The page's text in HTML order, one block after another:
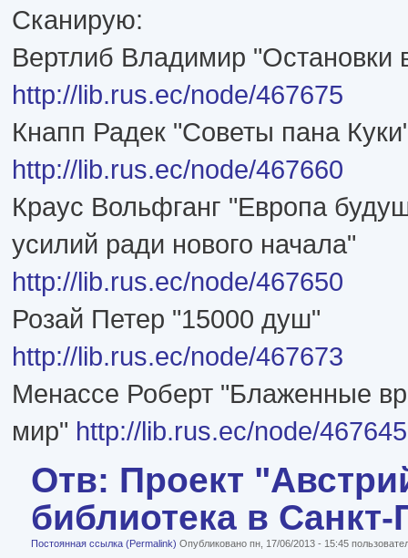
Сканирую:
Вертлиб Владимир "Остановки
http://lib.rus.ec/node/467675
Кнапп Радек "Советы пана
http://lib.rus.ec/node/467660
Краус Вольфганг "Европа
усилий ради нового начала"
http://lib.rus.ec/node/467650
Розай Петер "15000 душ"
http://lib.rus.ec/node/467673
Менассе Роберт "Блаженные
мир" http://lib.rus.ec/node/467645
Отв: Проект
библиотека в Санкт-
Постоянная ссылка (Permalink) Опубликовано пн, 17/06/2013 - 15:45